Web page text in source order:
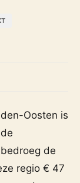
Oosten is
de
regio € 47